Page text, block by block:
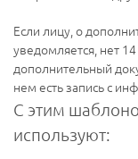
Если лицу, о
уведомляется, нет
дополнительный
нем есть запись с
С этим
используют: